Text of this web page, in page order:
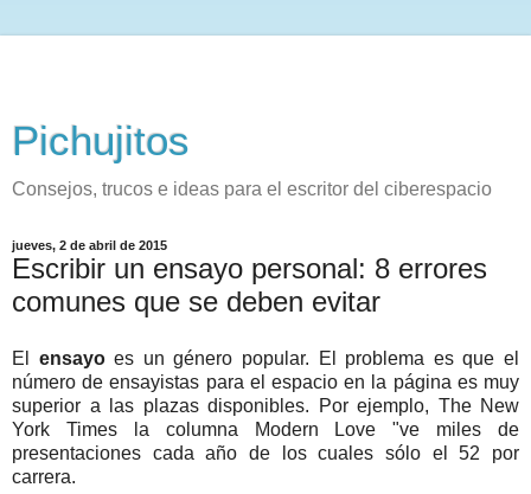
Pichujitos
Consejos, trucos e ideas para el escritor del ciberespacio
jueves, 2 de abril de 2015
Escribir un ensayo personal: 8 errores
comunes que se deben evitar
El ensayoes un género popular. El problema es que el
número de ensayistas para el espacio en la página es muy
superior a las plazas disponibles. Por ejemplo, The New
York Times la columna Modern Love "ve miles de
presentaciones cada año de los cuales sólo el 52 por
carrera.